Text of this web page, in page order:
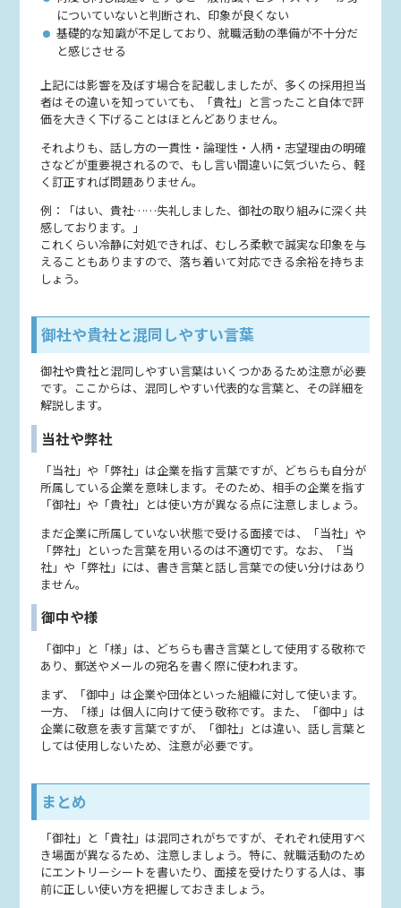
についていないと判断され、印象が良くない
基礎的な知識が不足しており、就職活動の準備が不十分だ
と感じさせる
上記には影響を及ぼす場合を記載しましたが、多くの採用担当
者はその違いを知っていても、「貴社」と言ったこと自体で評
価を大きく下げることはほとんどありません。
それよりも、話し方の一貫性・論理性・人柄・志望理由の明確
さなどが重要視されるので、もし言い間違いに気づいたら、軽
く訂正すれば問題ありません。
例：「はい、貴社……失礼しました、御社の取り組みに深く共
感しております。」
これくらい冷静に対処できれば、むしろ柔軟で誠実な印象を与
えることもありますので、落ち着いて対応できる余裕を持ちま
しょう。
御社や貴社と混同しやすい言葉
御社や貴社と混同しやすい言葉はいくつかあるため注意が必要
です。ここからは、混同しやすい代表的な言葉と、その詳細を
解説します。
当社や弊社
「当社」や「弊社」は企業を指す言葉ですが、どちらも自分が
所属している企業を意味します。そのため、相手の企業を指す
「御社」や「貴社」とは使い方が異なる点に注意しましょう。
まだ企業に所属していない状態で受ける面接では、「当社」や
「弊社」といった言葉を用いるのは不適切です。なお、「当
社」や「弊社」には、書き言葉と話し言葉での使い分けはあり
ません。
御中や様
「御中」と「様」は、どちらも書き言葉として使用する敬称で
あり、郵送やメールの宛名を書く際に使われます。
まず、「御中」は企業や団体といった組織に対して使います。
一方、「様」は個人に向けて使う敬称です。また、「御中」は
企業に敬意を表す言葉ですが、「御社」とは違い、話し言葉と
しては使用しないため、注意が必要です。
まとめ
「御社」と「貴社」は混同されがちですが、それぞれ使用すべ
き場面が異なるため、注意しましょう。特に、就職活動のため
にエントリーシートを書いたり、面接を受けたりする人は、事
前に正しい使い方を把握しておきましょう。